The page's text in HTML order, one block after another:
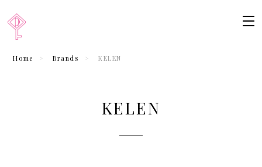
Home Brands KELEN
KELEN